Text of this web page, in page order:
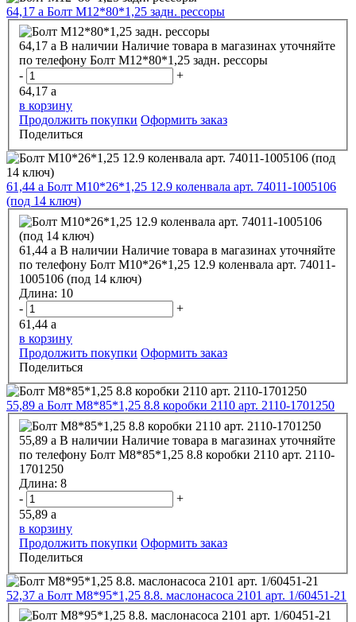
64,17 a Болт М12*80*1,25 задн. рессоры
64,17 a В наличии Наличие товара в магазинах уточняйте
по телефону Болт М12*80*1,25 задн. рессоры
-
+
64,17 a
в корзину
Продолжить покупки Оформить заказ
Поделиться
61,44 a Болт М10*26*1,25 12.9 коленвала арт. 74011-1005106
(под 14 ключ)
61,44 a В наличии Наличие товара в магазинах уточняйте
по телефону Болт М10*26*1,25 12.9 коленвала арт. 74011-
1005106 (под 14 ключ)
Длина: 10
-
+
61,44 a
в корзину
Продолжить покупки Оформить заказ
Поделиться
55,89 a Болт М8*85*1,25 8.8 коробки 2110 арт. 2110-1701250
55,89 a В наличии Наличие товара в магазинах уточняйте
по телефону Болт М8*85*1,25 8.8 коробки 2110 арт. 2110-
1701250
Длина: 8
-
+
55,89 a
в корзину
Продолжить покупки Оформить заказ
Поделиться
52,37 a Болт М8*95*1,25 8.8. маслонасоса 2101 арт. 1/60451-21